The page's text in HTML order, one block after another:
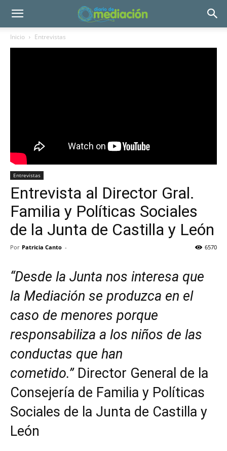
Inicio Entrevistas
Entrevistas
Entrevista al Director Gral.
Familia y Políticas Sociales
de la Junta de Castilla y León
Por Patricia Canto - 6570
“Desde la Junta nos interesa que
la Mediación se produzca en el
caso de menores porque
responsabiliza a los niños de las
conductas que han
cometido.” Director General de la
Consejería de Familia y Políticas
Sociales de la Junta de Castilla y
León